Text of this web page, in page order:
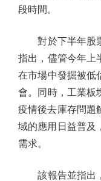
段時間。
對於下半年股票
指出，儘管今年上
在市場中發掘被低
會。同時，工業板
疫情後去庫存問題
域的應用日益普及
需求。
該報告並指出，